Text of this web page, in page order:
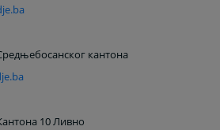
кантона
10 Ливно